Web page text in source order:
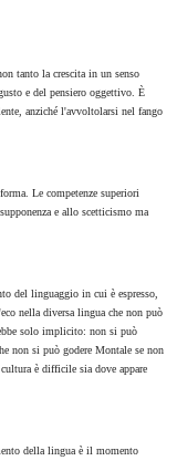
tanto la crescita in un senso
e del pensiero oggettivo. È
anziché l'avvoltolarsi nel fango
Le competenze superiori
e allo scetticismo ma
del linguaggio in cui è espresso,
nella diversa lingua che non può
solo implicito: non si può
non si può godere Montale se non
è difficile sia dove appare
della lingua è il momento